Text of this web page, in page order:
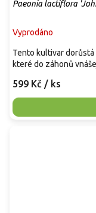
Paeonia lactiflora
Vyprodáno
599 Kč / ks
Tento kultivar dorůstá
které do záhonů